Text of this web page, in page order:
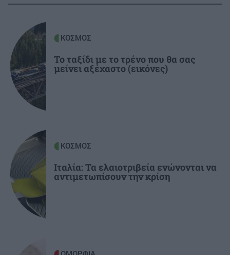
3,3 εκατ. ευρώ για το στεγαστικό επίδομα σε
περισσότερους από 1.600 φοιτητές του
ΕΛΛΑΔΑ
«Στέρεψε» η αγορά από πινακίδες
κυκλοφορίας: Χιλιάδες αυτοκίνητα
Κρήτη: Κινητοποίηση της Πυροσβεστικής στη
Σητεία – Πυρκαγιά κοντά σε εγκαταστάσεις
ανεμογεννητριών
Ιταλίας στον απόηχο της επιβολής των
ΚΟΣΜΟΣ
Το ταξίδι με το τρένο που θα σας
μείνει αξέχαστο (εικόνες)
ΚΟΣΜΟΣ
Ιταλία: Τα ελαιοτριβεία ενώνονται να
αντιμετωπίσουν την κρίση